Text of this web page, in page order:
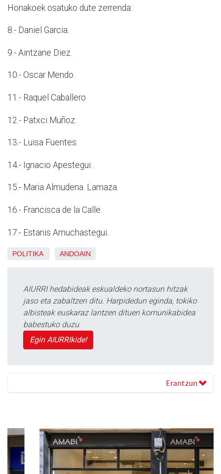
Honakoek osatuko dute zerrenda:
8.- Daniel Garcia.
9.- Aintzane Diez.
10.- Oscar Mendo.
11.- Raquel Caballero.
12.- Patxci Muñoz.
13.- Luisa Fuentes.
14.- Ignacio Apestegui.
15.- Maria Almudena. Lamaza.
16.- Francisca de la Calle.
17.- Estanis Amuchastegui.
POLITIKA ANDOAIN
AIURRI hedabideak eskualdeko nortasun hitzak
jaso eta zabaltzen ditu. Harpidedun eginda, tokiko
albisteak euskaraz lantzen dituen komunikabidea
babestuko duzu.
Egin AIURRIkide!
Erantzun